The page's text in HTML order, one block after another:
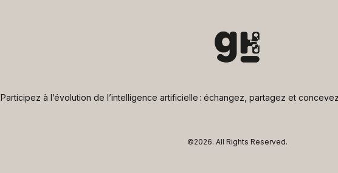
Participez à l’évolution de l’intelligence artificielle : échangez, partagez et
©2026. All Rights Reserved.